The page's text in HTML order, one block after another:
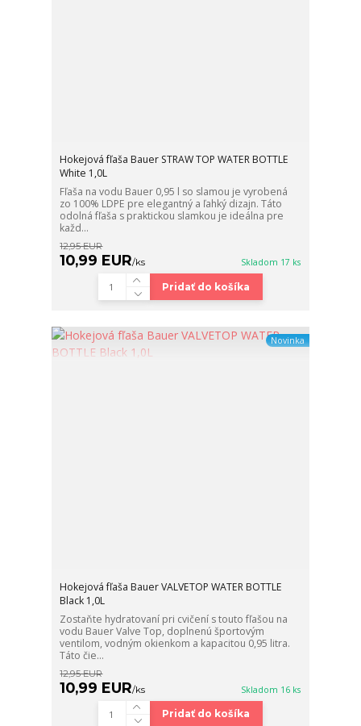
Hokejová fľaša Bauer STRAW TOP WATER BOTTLE
White 1,0L
Fľaša na vodu Bauer 0,95 l so slamou je vyrobená
zo 100% LDPE pre elegantný a ľahký dizajn. Táto
odolná fľaša s praktickou slamkou je ideálna pre
každ...
12,95 EUR
10,99 EUR/ks Skladom 17 ks
Pridať do košíka
Novinka
Hokejová fľaša Bauer VALVETOP WATER BOTTLE
Black 1,0L
Zostaňte hydratovaní pri cvičení s touto fľašou na
vodu Bauer Valve Top, doplnenú športovým
ventilom, vodným okienkom a kapacitou 0,95 litra.
Táto čie...
12,95 EUR
10,99 EUR/ks Skladom 16 ks
Pridať do košíka